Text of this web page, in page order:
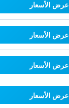
عرض الأسعار
عرض الأسعار
عرض الأسعار
عرض الأسعار